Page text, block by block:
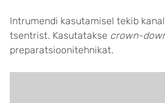
Intrumendi kasutamisel tekib
tsentrist. Kasutatakse crown-
preparatsioonitehnikat.